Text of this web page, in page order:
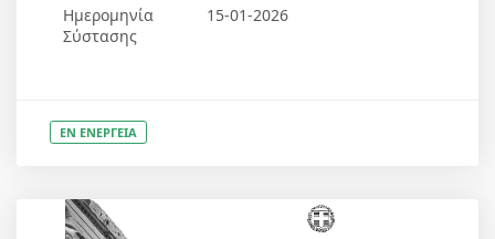
Ημερομηνία
Σύστασης
15-01-2026
ΕΝ ΕΝΕΡΓΕΙΑ